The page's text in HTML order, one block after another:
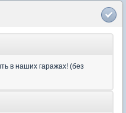
в наших гаражах! (без